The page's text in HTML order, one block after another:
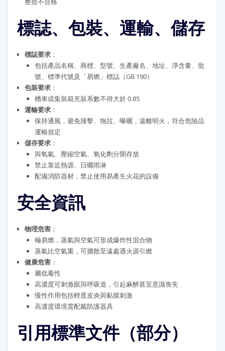
標誌、包裝、運輸、儲存
標誌要求：
包括產品名稱、商標、型號、生產廠名、地址、淨含量、批
號、標準代號及「易燃」標誌（GB 190）
包裝要求：
槽車或集裝箱充裝系數不得大於 0.85
運輸要求：
保持通風，避免撞擊、拖拉、曝曬，遠離明火，符合危險品
運輸規定
儲存要求：
與氧氣、壓縮空氣、氧化劑分開存放
禁止靠近熱源、日曬雨淋
配備消防器材，禁止使用易產生火花的設備
安全資訊
物理危害：
極易燃，蒸氣與空氣可形成爆炸性混合物
蒸氣比空氣重，可擴散至遠處遇火源引燃
健康危害：
屬低毒性
高濃度可刺激眼與呼吸道，引起麻醉甚至意識喪失
慢性作用包括輕度皮炎與黏膜刺激
高濃度環境需配戴防護器具
引用標準文件（部分）